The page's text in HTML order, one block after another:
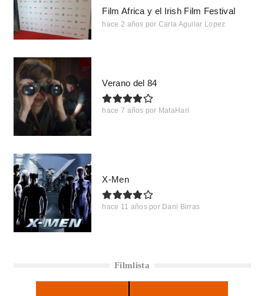
Film Africa y el Irish Film Festival
hace 2 años por Carla Aguilar Lopez
Verano del 84
hace 7 años por MataHari
X-Men
hace 11 años por Dani Birras
Filmlista